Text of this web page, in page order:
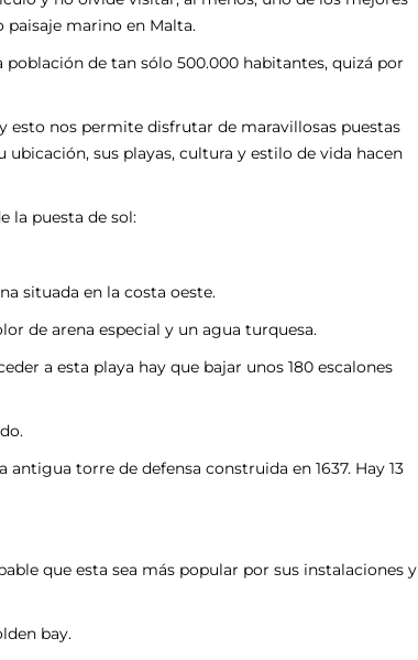
paisaje marino en Malta.
de tan sólo 500.000 habitantes, quizá por
esto nos permite disfrutar de maravillosas puestas
sus playas, cultura y estilo de vida hacen
la puesta de sol:
situada en la costa oeste.
de arena especial y un agua turquesa.
a esta playa hay que bajar unos 180 escalones
torre de defensa construida en 1637. Hay 13
que esta sea más popular por sus instalaciones y
bay.